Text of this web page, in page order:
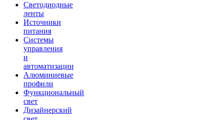
Светодиодные
ленты
Источники
питания
Системы
управления
и
автоматизации
Алюминиевые
профили
Функциональный
свет
Дизайнерский